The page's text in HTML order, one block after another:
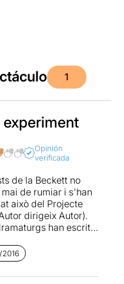
1
experiment
Opinión
verificada
de la Beckett no
de rumiar i s'han
això del Projecte
dirigeix Autor).
han escrit
que un altra autor
i amb les tres es
un únic espectacle
2016